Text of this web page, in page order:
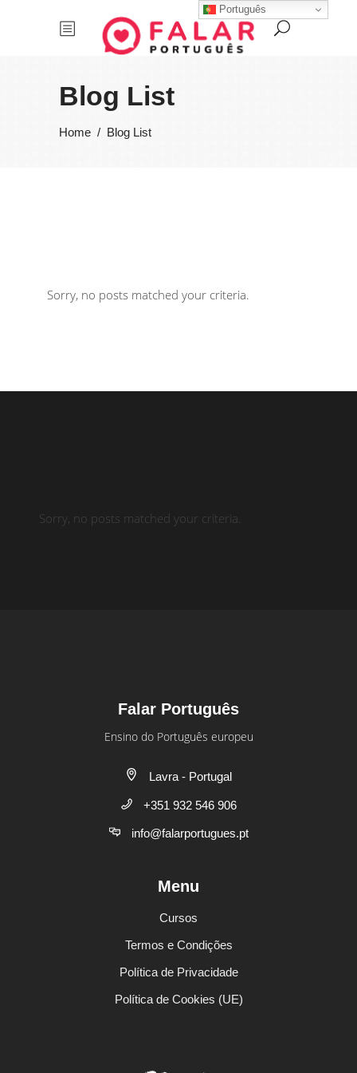
Blog List
Home / Blog List
Sorry, no posts matched your criteria.
Sorry, no posts matched your criteria.
Falar Português
Ensino do Português europeu
Lavra - Portugal
+351 932 546 906
info@falarportugues.pt
Menu
Cursos
Termos e Condições
Política de Privacidade
Política de Cookies (UE)
Português